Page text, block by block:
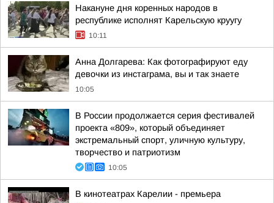
Накануне дня коренных народов в
республике исполнят Карельскую круугу
10:11
Анна Долгарева: Как фотографируют еду
девочки из инстаграма, вы и так знаете
10:05
В России продолжается серия фестивалей
проекта «809», который объединяет
экстремальный спорт, уличную культуру,
творчество и патриотизм
10:05
В кинотеатрах Карелии - премьера